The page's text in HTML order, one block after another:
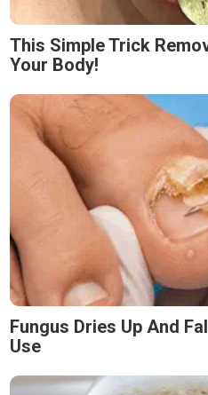
This Simple Trick
Your Body!
Fungus Dries Up And
Use